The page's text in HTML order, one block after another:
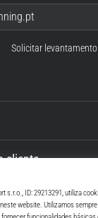
cliente
Solicitar levantamento